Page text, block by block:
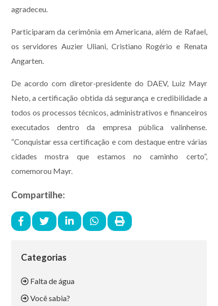
agradeceu.
Participaram da cerimônia em Americana, além de Rafael,
os servidores Auzier Uliani, Cristiano Rogério e Renata
Angarten.
De acordo com diretor-presidente do DAEV, Luiz Mayr
Neto, a certificação obtida dá segurança e credibilidade a
todos os processos técnicos, administrativos e financeiros
executados dentro da empresa pública valinhense.
“Conquistar essa certificação e com destaque entre várias
cidades mostra que estamos no caminho certo”,
comemorou Mayr.
Compartilhe:
Categorias
Falta de água
Você sabia?